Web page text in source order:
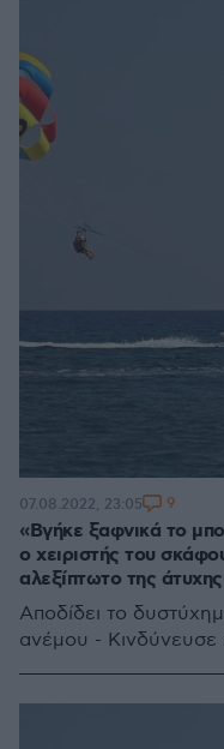
«Βγήκε ξαφνικά το
ο χειριστής του
αλεξίπτωτο της
Αποδίδει το
ανέμου - Κινδύνευσε
07.08.2022, 23:05 9